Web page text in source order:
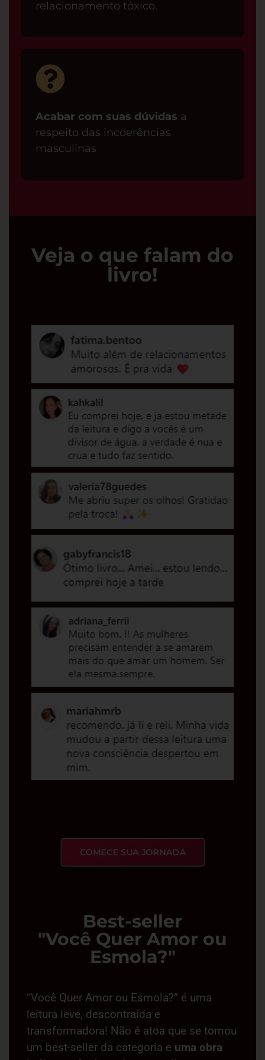
relacionamento tóxico.
Acabar com suas dúvidas a
respeito das incoerências
masculinas
Veja o que falam do
livro!
COMECE SUA JORNADA
Best-seller
"Você Quer Amor ou
Esmola?"
“Você Quer Amor ou Esmola?” é uma
leitura leve, descontraída e
transformadora! Não é atoa que se tornou
um best-seller da categoria e uma obra